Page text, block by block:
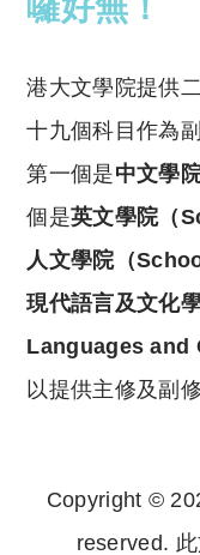
囉好無！
港大文學院提供
十九個科目作為
第一個是中文學
個是英文學院（
人文學院（
現代語言及文化
Languages and
以提供主修及副
Copyright ©
reserved.